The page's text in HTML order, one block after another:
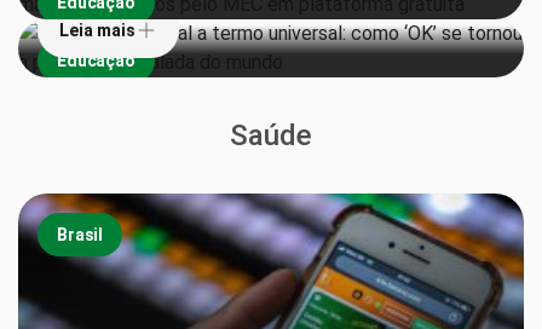
Educação
Leia mais
Saúde
Brasil